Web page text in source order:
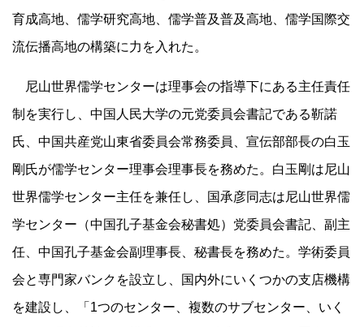
育成高地、儒学研究高地、儒学普及普及高地、儒学国際交
流伝播高地の構築に力を入れた。
尼山世界儒学センターは理事会の指導下にある主任責任
制を実行し、中国人民大学の元党委員会書記である靳諾
氏、中国共産党山東省委員会常務委員、宣伝部部長の白玉
剛氏が儒学センター理事会理事長を務めた。白玉剛は尼山
世界儒学センター主任を兼任し、国承彦同志は尼山世界儒
学センター（中国孔子基金会秘書処）党委員会書記、副主
任、中国孔子基金会副理事長、秘書長を務めた。学術委員
会と専門家バンクを設立し、国内外にいくつかの支店機構
を建設し、「1つのセンター、複数のサブセンター、いく